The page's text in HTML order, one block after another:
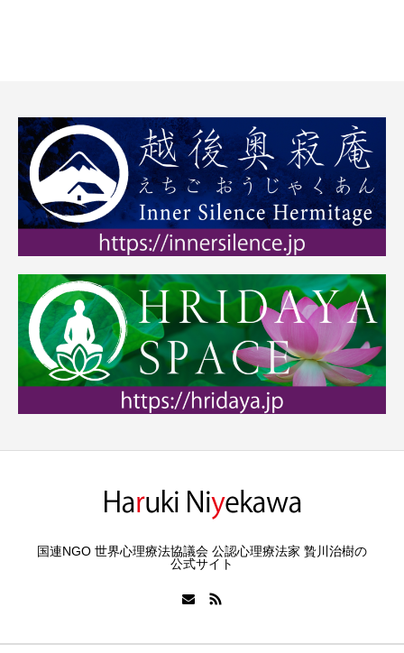
国連NGO 世界心理療法協議会 公認心理療法家 贄川治樹の
公式サイト